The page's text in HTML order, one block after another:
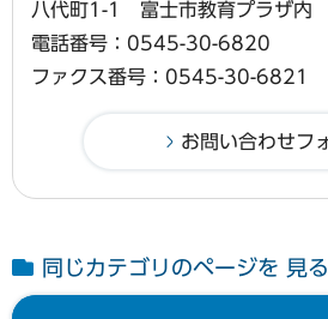
八代町1-1 富士市教育プラザ内
電話番号：0545-30-6820
ファクス番号：0545-30-6821
同じカテゴリのページを 見る